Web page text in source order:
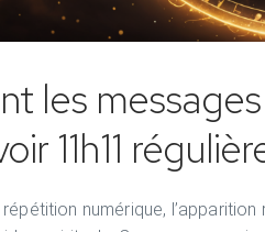
les
11h11
répétition numérique,